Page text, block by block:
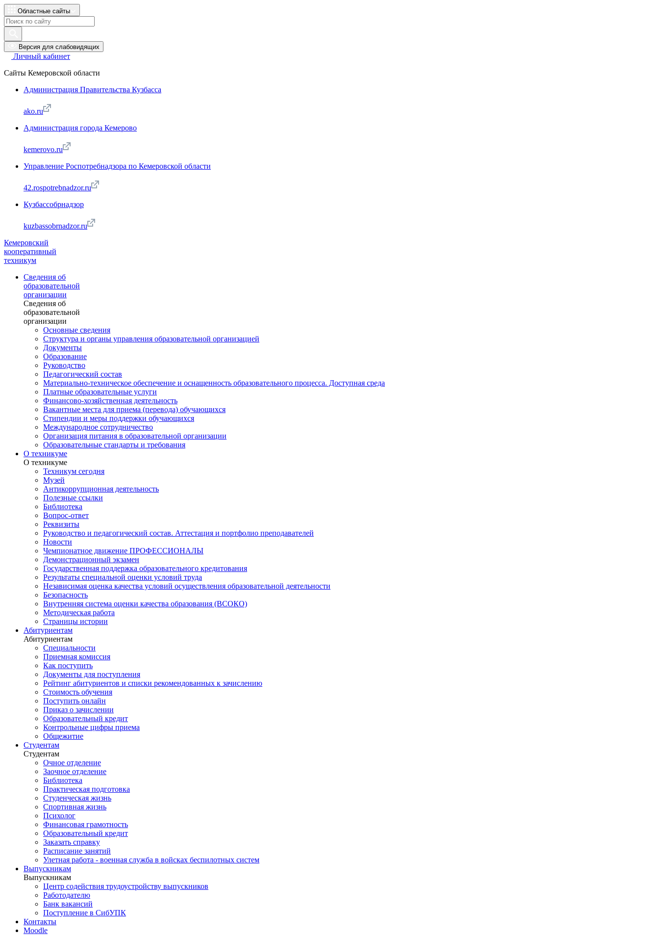
Областные сайты
Версия для слабовидящих
Личный кабинет
Сайты Кемеровской области
Администрация Правительства Кузбасса
ako.ru
Администрация города Кемерово
kemerovo.ru
Управление Роспотребнадзора по Кемеровской области
42.rospotrebnadzor.ru
Кузбассобрнадзор
kuzbassobrnadzor.ru
Кемеровский
кооперативный
техникум
Сведения об
образовательной
организации
Сведения об
образовательной
организации
Основные сведения
Структура и органы управления образовательной организацией
Документы
Образование
Руководство
Педагогический состав
Материально-техническое обеспечение и оснащенность образовательного процесса. Доступная среда
Платные образовательные услуги
Финансово-хозяйственная деятельность
Вакантные места для приема (перевода) обучающихся
Стипендии и меры поддержки обучающихся
Международное сотрудничество
Организация питания в образовательной организации
Образовательные стандарты и требования
О техникуме
О техникуме
Техникум сегодня
Музей
Антикоррупционная деятельность
Полезные ссылки
Библиотека
Вопрос-ответ
Реквизиты
Руководство и педагогический состав. Аттестация и портфолио преподавателей
Новости
Чемпионатное движение ПРОФЕССИОНАЛЫ
Демонстрационный экзамен
Государственная поддержка образовательного кредитования
Результаты специальной оценки условий труда
Независимая оценка качества условий осуществления образовательной деятельности
Безопасность
Внутренняя система оценки качества образования (ВСОКО)
Методическая работа
Страницы истории
Абитуриентам
Абитуриентам
Специальности
Приемная комиссия
Как поступить
Документы для поступления
Рейтинг абитуриентов и списки рекомендованных к зачислению
Стоимость обучения
Поступить онлайн
Приказ о зачислении
Образовательный кредит
Контрольные цифры приема
Общежитие
Студентам
Студентам
Очное отделение
Заочное отделение
Библиотека
Практическая подготовка
Студенческая жизнь
Спортивная жизнь
Психолог
Финансовая грамотность
Образовательный кредит
Заказать справку
Расписание занятий
Улетная работа - военная служба в войсках беспилотных систем
Выпускникам
Выпускникам
Центр содействия трудоустройству выпускников
Работодателю
Банк вакансий
Поступление в СибУПК
Контакты
Moodle